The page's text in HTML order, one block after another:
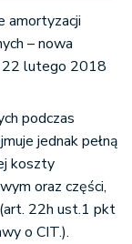
amortyzacji
– nowa
22 lutego 2018
podczas
jednak pełną
koszty
oraz części,
22h ust.1 pkt
o CIT.).